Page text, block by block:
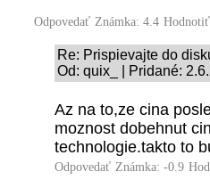
Odpovedať Známka: 4.4
Re: Prispievajte do
Od: quix_ | Pridané:
Az na to,ze cina
moznost dobehnut
technologie.takto to
Odpovedať Známka: -0.9